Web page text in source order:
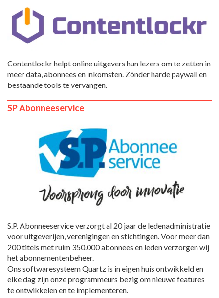
Contentlockr helpt online uitgevers hun lezers om te zetten in
meer data, abonnees en inkomsten. Zónder harde paywall en
bestaande tools te vervangen.
SP Abonneeservice
S.P. Abonneeservice verzorgt al 20 jaar de ledenadministratie
voor uitgeverijen, verenigingen en stichtingen. Voor meer dan
200 titels met ruim 350.000 abonnees en leden verzorgen wij
het abonnementenbeheer.
Ons softwaresysteem Quartz is in eigen huis ontwikkeld en
elke dag zijn onze programmeurs bezig om nieuwe features
te ontwikkelen en te implementeren.